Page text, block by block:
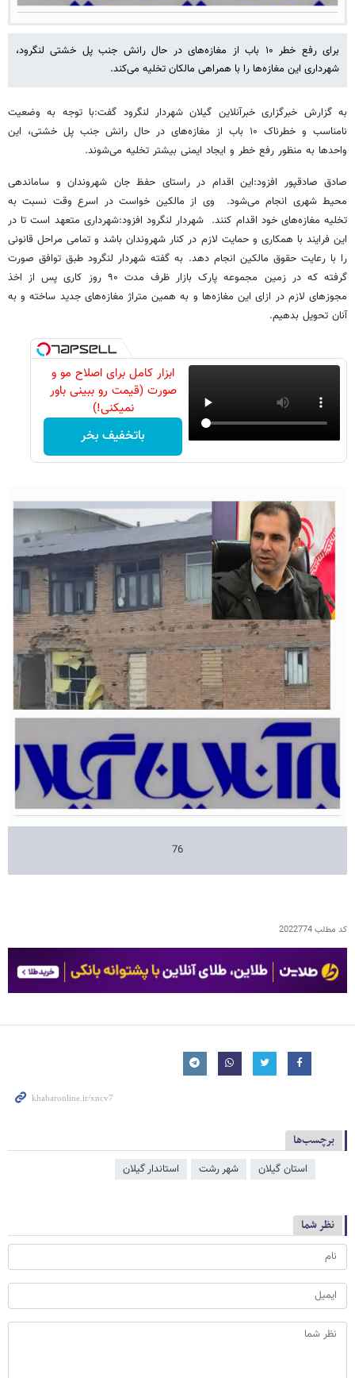
برای رفع خطر ۱۰ باب از مغازه‌های در حال رانش جنب پل خشتی لنگرود،
شهرداری این مغازه‌ها را با همراهی مالکان تخلیه می‌کند.
به گزارش خبرگزاری خبرآنلاین گیلان شهردار لنگرود گفت:با توجه به وضعیت
نامناسب و خطرناک ۱۰ باب از مغازه‌های در حال رانش جنب پل خشتی، این
واحدها به منظور رفع خطر و ایجاد ایمنی بیشتر تخلیه می‌شوند.
صادق صادقپور افزود:این اقدام در راستای حفظ جان شهروندان و ساماندهی
محیط شهری انجام می‌شود. وی از مالکین خواست در اسرع وقت نسبت به
تخلیه مغازه‌های خود اقدام کنند. شهردار لنگرود افزود:شهرداری متعهد است تا در
این فرایند با همکاری و حمایت لازم در کنار شهروندان باشد و تمامی مراحل قانونی
را با رعایت حقوق مالکین انجام دهد. به گفته شهردار لنگرود طبق توافق صورت
گرفته که در زمین مجموعه پارک بازار ظرف مدت ۹۰ روز کاری پس از اخذ
مجوزهای لازم در ازای این مغازه‌ها و به همین متراژ مغازه‌های جدید ساخته و به
آنان تحویل بدهیم.
ابزار کامل برای اصلاح مو و
صورت (قیمت رو ببینی باور
نمیکنی!)
باتخفیف بخر
76
کد مطلب2022774
برچسب‌ها
استان گیلان شهر رشت استاندار گیلان
نظر شما